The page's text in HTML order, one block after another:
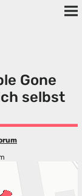
Gone
selbst